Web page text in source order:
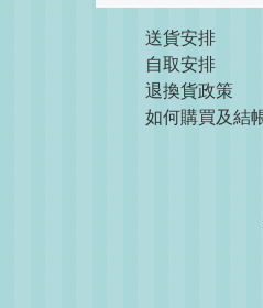
送貨安排
自取安排
退換貨政策
如何購買及結